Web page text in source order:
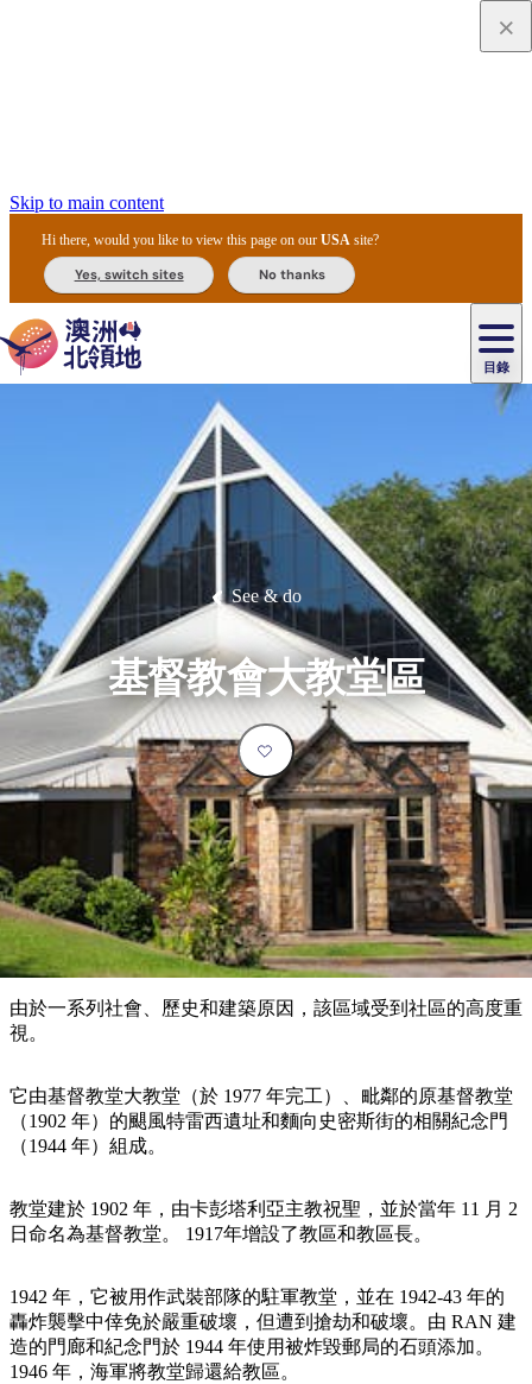
Skip to main content
Hi there, would you like to view this page on ourUSA site?
Yes, switch sites No thanks
目錄
錄
必
訪
景
點
最
受
歡
迎
目
的
地
內
陸
和
戶
外
按
探
索
達
文
愛
麗
斯
泉
烏
魯
卡
杜
國
家
公
李
治
菲
特
園
瓦
塔
卡
公
園
維
阿
納
地
塔
蘭
泉
尼
魯
克
家
公
園
卡
魯
卡
魔
理
石
區
馬
古
克
布
茨
奧
克
唐
家
公
園
必
玩
活
動
體
驗
旅
客
類
型
推
薦
榜
單
民
文
化
驗
美
食
攻
略
節
慶
與
活
戶
外
和
探
自
然
和
野
物
歷
文
物
豪
華
游
營
和
野
自
駕
遊
劃
您
的
旅
行
規
劃
和
預
訂
實
用
資
訊
劃
工
宿
導
覽
團
租
車
和
交
通
工
See & do
基督教會大教堂區
由於一系列社會、歷史和建築原因，該區域受到社區的高度重
視。
它由基督教堂大教堂（於 1977 年完工）、毗鄰的原基督教堂
（1902 年）的颶風特雷西遺址和麵向史密斯街的相關紀念門
（1944 年）組成。
教堂建於 1902 年，由卡彭塔利亞主教祝聖，並於當年 11 月 2
日命名為基督教堂。 1917年增設了教區和教區長。
1942 年，它被用作武裝部隊的駐軍教堂，並在 1942-43 年的
轟炸襲擊中倖免於嚴重破壞，但遭到搶劫和破壞。由 RAN 建
造的門廊和紀念門於 1944 年使用被炸毀郵局的石頭添加。
1946 年，海軍將教堂歸還給教區。